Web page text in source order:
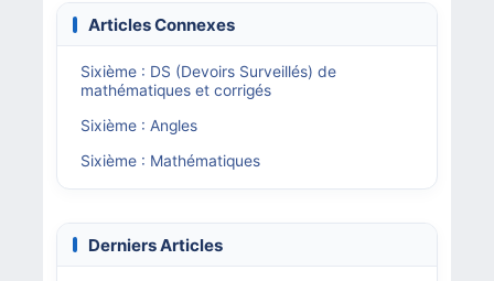
Articles Connexes
Sixième : DS (Devoirs Surveillés) de
mathématiques et corrigés
Sixième : Angles
Sixième : Mathématiques
Derniers Articles